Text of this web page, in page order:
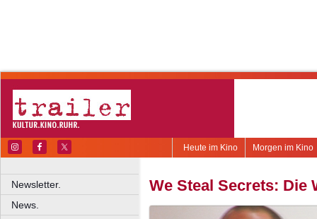
Morgen im Kino
Heute im Kino
Newsletter.
News.
We Steal Secrets: Die